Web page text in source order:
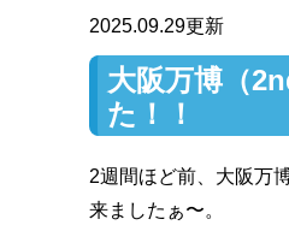
2025.09.29更新
大阪万博（
た！！
2週間ほど前、大阪万
来ましたぁ〜。